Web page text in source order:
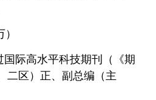
际高水平科技期刊（《期
二区）正、副总编（主